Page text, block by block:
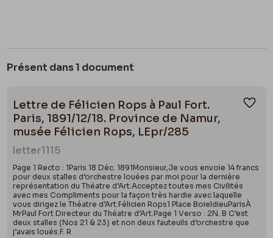
Présent dans 1 document
Lettre de Félicien Rops à Paul Fort.
Paris, 1891/12/18. Province de Namur,
musée Félicien Rops, LEpr/285
letter1115
Page 1 Recto : 1Paris 18 Déc. 1891Monsieur,Je vous envoie 14 francs
pour deux stalles d’orchestre louées par moi pour la dernière
représentation du Théatre d’Art.Acceptez toutes mes Civilités
avec mes Compliments pour la façon très hardie avec laquelle
vous dirigez le Théatre d’Art.Félicien Rops1 Place BoieldieuParisÀ
MrPaul Fort Directeur du Théatre d’Art.Page 1 Verso : 2N. B C’est
deux stalles (Nos 21 & 23) et non deux fauteuils d’orchestre que
j’avais loués.F. R